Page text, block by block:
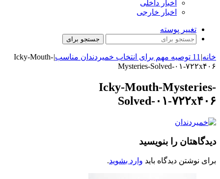
اخبار داخلی
اخبار خارجی
تغییر پوسته
جستجو برای
خانه| 11 توصیه مهم برای انتخاب خمیردندان مناسب |
Icky-Mouth-
Mysteries-Solved-۰۱-۷۲۲x۴۰۶
Icky-Mouth-Mysteries-
Solved-۰۱-۷۲۲x۴۰۶
دیدگاهتان را بنویسید
برای نوشتن دیدگاه باید وارد بشوید.